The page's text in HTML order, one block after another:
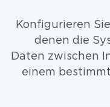
Konfigurieren
denen die
Daten zwischen
einem